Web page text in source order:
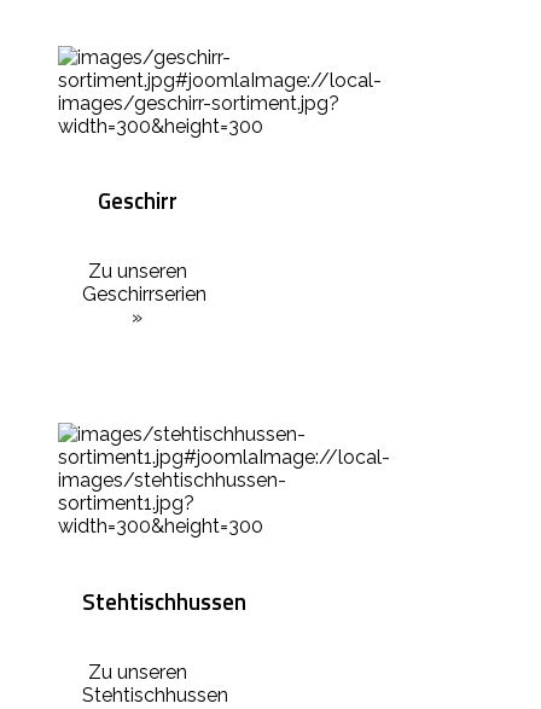
Geschirr
Zu unseren
Geschirrserien
»
Stehtischhussen
Zu unseren
Stehtischhussen